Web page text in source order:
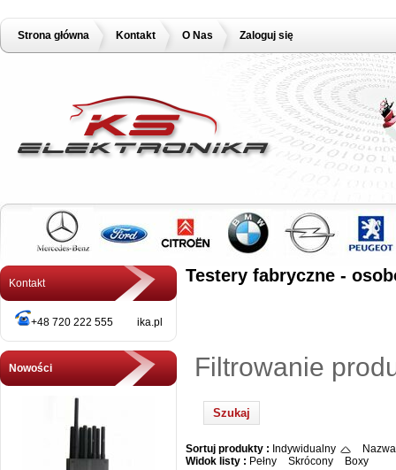
Strona główna Kontakt O Nas Zaloguj się
Kontakt
+48 720 222 555 ika.pl
Nowości
Testery fabryczne -
Filtrowanie
Sortuj produkty : Indywidualny
Nazwa
Widok listy : Pełny Skrócony Boxy